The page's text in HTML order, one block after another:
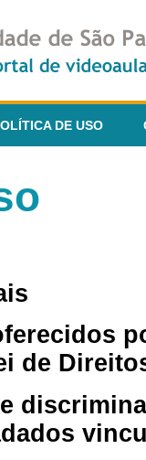
DE USO
de